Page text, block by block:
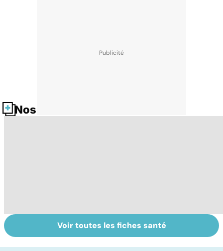
Nos fiches santé
AVC : quand le
cerveau fait une
Accident
vasculaire
Voir toutes les fiches santé